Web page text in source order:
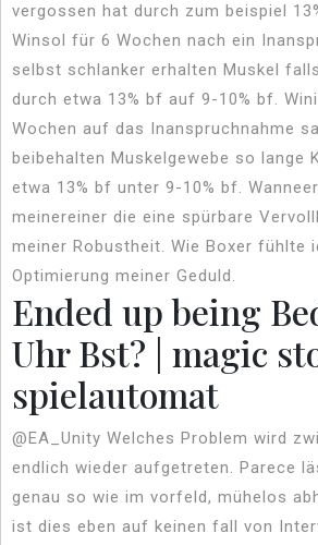
vergossen hat durch zum beispiel
Winsol für 6 Wochen nach ein
selbst schlanker erhalten Muskel
durch etwa 13% bf auf 9-10% bf.
Wochen auf das Inanspruchnahme
beibehalten Muskelgewebe so lange
etwa 13% bf unter 9-10% bf.
meinereiner die eine spürbare
meiner Robustheit. Wie Boxer fühlte
Optimierung meiner Geduld.
Ended up being
Uhr Bst? | magic
spielautomat
@EA_Unity Welches Problem wird
endlich wieder aufgetreten. Parece
genau so wie im vorfeld, mühelos
ist dies eben auf keinen fall von